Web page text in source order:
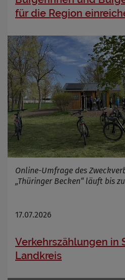
für die Region
Online-Umfrage des
„Thüringer Becken“ läuft bis
17.07.2026
Verkehrszählungen in
Landkreis